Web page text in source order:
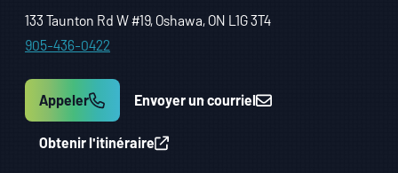
Entretien et réparation
Véhicules
Propriétaires d’atelier
EN
133 Taunton Rd W #19, Oshawa, ON L1G 3T4
905-436-0422
Appeler Envoyer un courriel
Obtenir l'itinéraire